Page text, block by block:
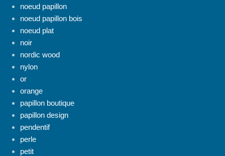
noeud papillon
noeud papillon bois
noeud plat
noir
nordic wood
nylon
or
orange
papillon boutique
papillon design
pendentif
perle
petit